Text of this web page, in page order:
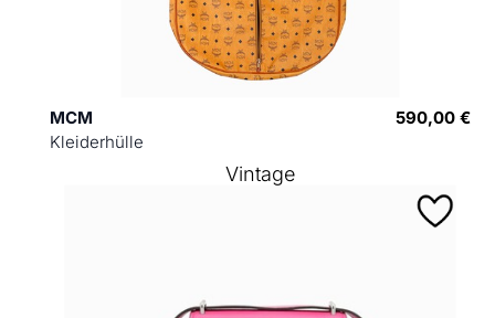
MCM
Kleiderhülle
590,00 €
Vintage